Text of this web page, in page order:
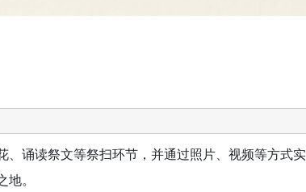
诵读祭文等祭扫环节，并通过照片、视频等方式
。